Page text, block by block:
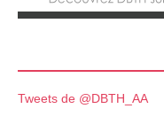
Tweets de @DBTH_AA